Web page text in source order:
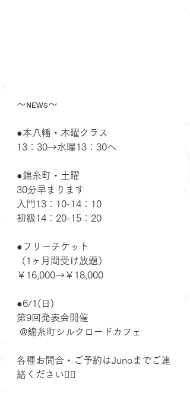
〜ɴᴇᴡs〜
●本八幡・木曜クラス
13：30→水曜13：30へ
●錦糸町・土曜
30分早まります
入門13：10-14：10
初級14：20-15：20
●フリーチケット
（1ヶ月間受け放題）
￥16,000→￥18,000
●6/1(日)
第9回発表会開催
@錦糸町シルクロードカフェ
各種お問合・ご予約はJunoまでご連
絡ください💁‍♀️